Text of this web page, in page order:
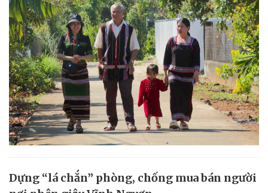
Dựng “lá chắn” phòng, chống mua bán người